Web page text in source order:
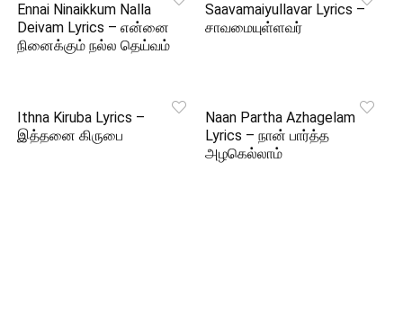
Ennai Ninaikkum Nalla
Deivam Lyrics – என்னை
நினைக்கும் நல்ல தெய்வம்
Saavamaiyullavar Lyrics –
சாவமையுள்ளவர்
Ithna Kiruba Lyrics –
இத்தனை கிருபை
Naan Partha Azhagelam
Lyrics – நான் பார்த்த
அழகெல்லாம்